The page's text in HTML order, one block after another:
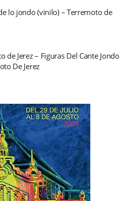
lo jondo (vinilo) – Terremoto de
de Jerez – Figuras Del Cante Jondo
De Jerez